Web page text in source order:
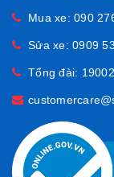
Mua xe: 090
Sửa xe: 0909
Tổng đài: